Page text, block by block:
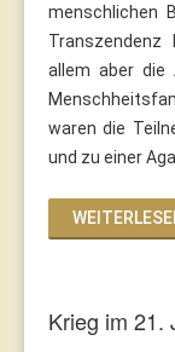
menschlichen
Transzendenz
allem aber die
waren die
und zu einer
Krieg im 21.